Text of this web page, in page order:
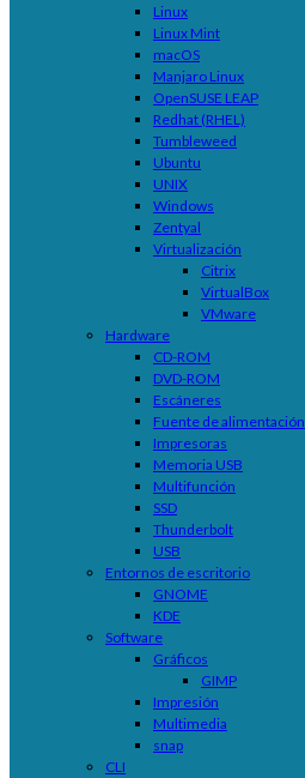
Linux
Linux Mint
macOS
Manjaro Linux
OpenSUSE LEAP
Redhat (RHEL)
Tumbleweed
Ubuntu
UNIX
Windows
Zentyal
Virtualización
Citrix
VirtualBox
VMware
Hardware
CD-ROM
DVD-ROM
Escáneres
Fuente de alimentación
Impresoras
Memoria USB
Multifunción
SSD
Thunderbolt
USB
Entornos de escritorio
GNOME
KDE
Software
Gráficos
GIMP
Impresión
Multimedia
snap
CLI